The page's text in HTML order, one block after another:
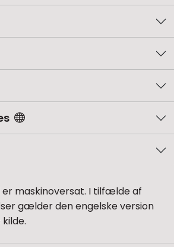
maskinoversat. I tilfælde af
gælder den engelske version